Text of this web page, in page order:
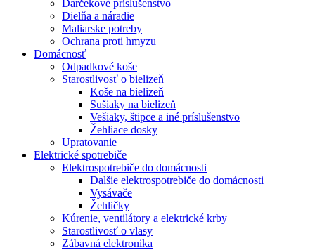
Darčekové príslušenstvo
Dielňa a náradie
Maliarske potreby
Ochrana proti hmyzu
Domácnosť
Odpadkové koše
Starostlivosť o bielizeň
Koše na bielizeň
Sušiaky na bielizeň
Vešiaky, štipce a iné príslušenstvo
Žehliace dosky
Upratovanie
Elektrické spotrebiče
Elektrospotrebiče do domácnosti
Dalšie elektrospotrebiče do domácnosti
Vysávače
Žehličky
Kúrenie, ventilátory a elektrické krby
Starostlivosť o vlasy
Zábavná elektronika